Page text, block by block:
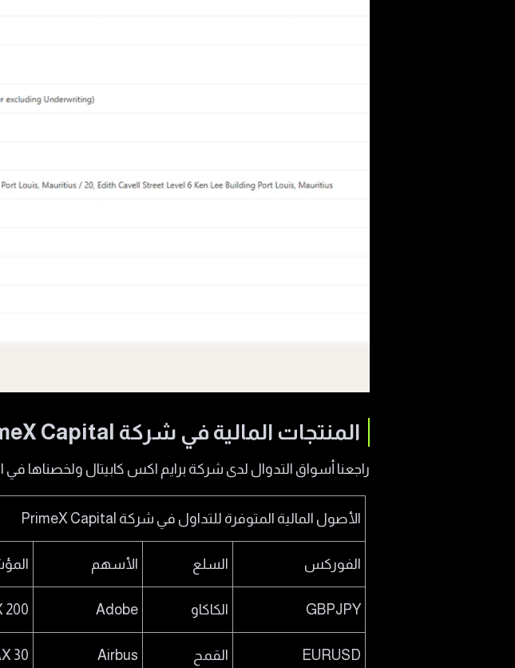
المنتجات المالية في شركة PrimeX Capital
راجعنا أسواق التدوال لدى شركة برايم اكس كابيتال ولخصناها في
الأصول المالية المتوفرة للتداول في شركة PrimeX Capital
الفوركس السلع الأسهم
GBPJPY الكاكاو Adobe
200
EURUSD القمح Airbus
30